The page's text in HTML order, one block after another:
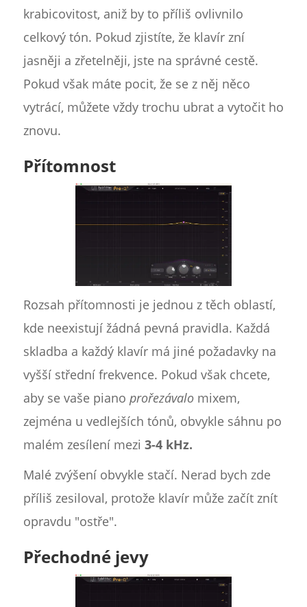
krabicovitost, aniž by to příliš ovlivnilo
celkový tón. Pokud zjistíte, že klavír zní
jasněji a zřetelněji, jste na správné cestě.
Pokud však máte pocit, že se z něj něco
vytrácí, můžete vždy trochu ubrat a vytočit ho
znovu.
Přítomnost
Rozsah přítomnosti je jednou z těch oblastí,
kde neexistují žádná pevná pravidla. Každá
skladba a každý klavír má jiné požadavky na
vyšší střední frekvence. Pokud však chcete,
aby se vaše piano prořezávalomixem,
zejména u vedlejších tónů, obvykle sáhnu po
malém zesílení mezi 3-4 kHz.
Malé zvýšení obvykle stačí. Nerad bych zde
příliš zesiloval, protože klavír může začít znít
opravdu "ostře".
Přechodné jevy